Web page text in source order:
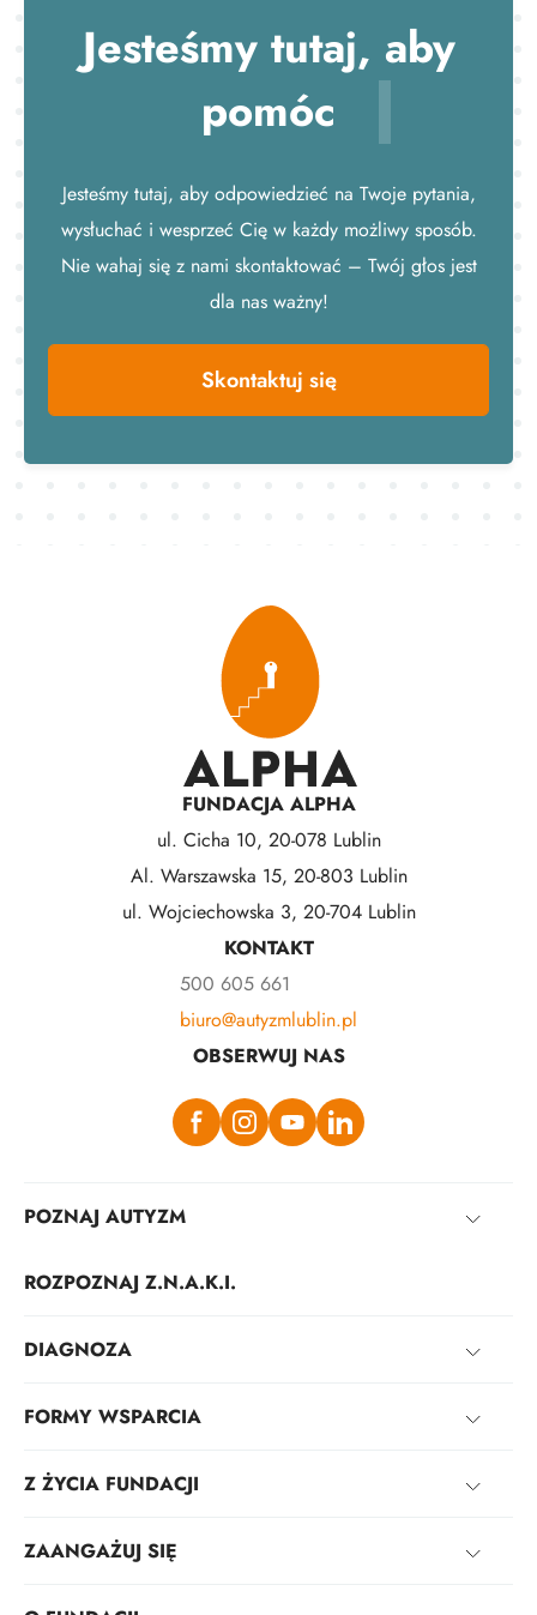
Jesteśmy tutaj, aby
pomóc
Jesteśmy tutaj, aby odpowiedzieć na Twoje pytania,
wysłuchać i wesprzeć Cię w każdy możliwy sposób.
Nie wahaj się z nami skontaktować – Twój głos jest
dla nas ważny!
Skontaktuj się
FUNDACJA ALPHA
ul. Cicha 10, 20-078 Lublin
Al. Warszawska 15, 20-803 Lublin
ul. Wojciechowska 3, 20-704 Lublin
KONTAKT
500 605 661
biuro@autyzmlublin.pl
OBSERWUJ NAS
POZNAJ AUTYZM
ROZPOZNAJ Z.N.A.K.I.
DIAGNOZA
FORMY WSPARCIA
Z ŻYCIA FUNDACJI
ZAANGAŻUJ SIĘ